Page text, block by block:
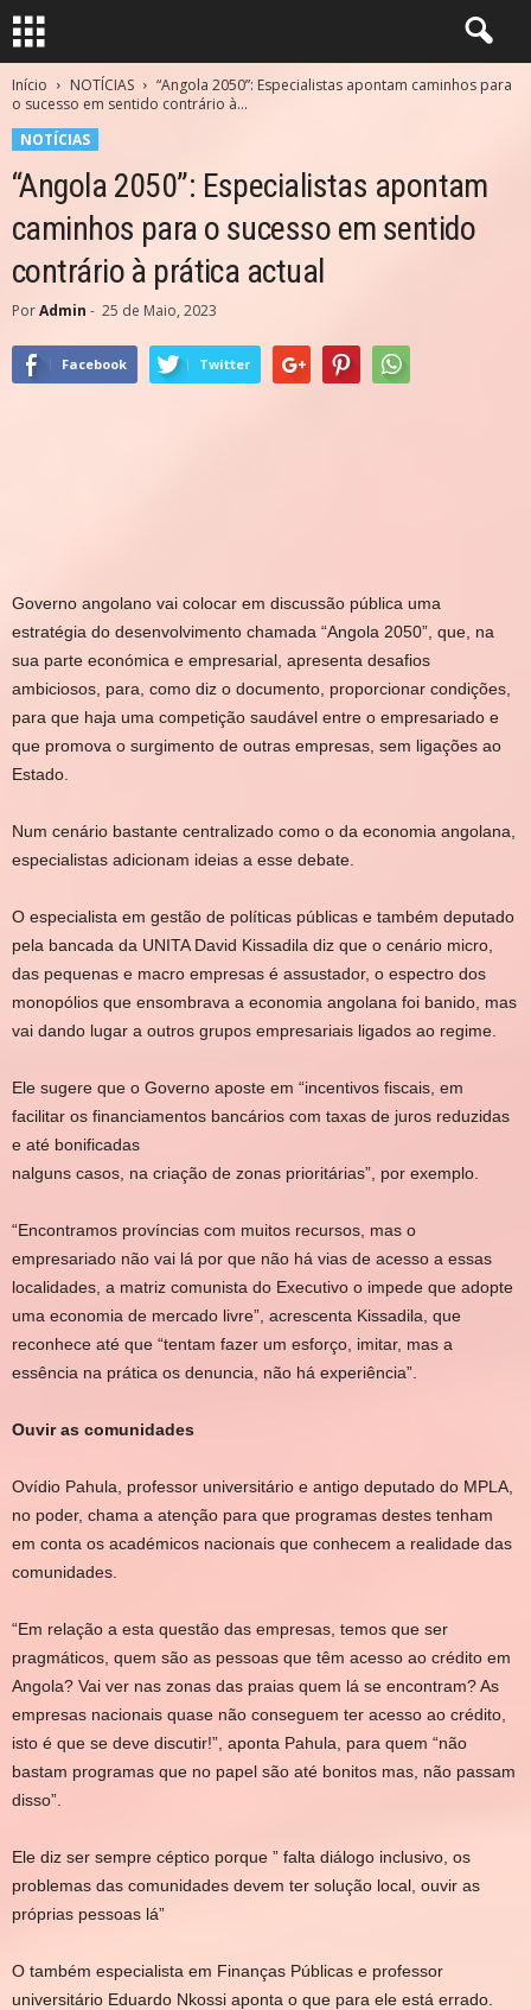
Início NOTÍCIAS
“Angola 2050”: Especialistas apontam caminhos para
o sucesso em sentido contrário à...
NOTÍCIAS
“Angola 2050”: Especialistas apontam
caminhos para o sucesso em sentido
contrário à prática actual
PorAdmin - 25 de Maio, 2023
Facebook Twitter
Governo angolano vai colocar em discussão pública uma
estratégia do desenvolvimento chamada “Angola 2050”, que, na
sua parte económica e empresarial, apresenta desafios
ambiciosos, para, como diz o documento, proporcionar condições,
para que haja uma competição saudável entre o empresariado e
que promova o surgimento de outras empresas, sem ligações ao
Estado.
Num cenário bastante centralizado como o da economia angolana,
especialistas adicionam ideias a esse debate.
O especialista em gestão de políticas públicas e também deputado
pela bancada da UNITA David Kissadila diz que o cenário micro,
das pequenas e macro empresas é assustador, o espectro dos
monopólios que ensombrava a economia angolana foi banido, mas
vai dando lugar a outros grupos empresariais ligados ao regime.
Ele sugere que o Governo aposte em “incentivos fiscais, em
facilitar os financiamentos bancários com taxas de juros reduzidas
e até bonificadas
nalguns casos, na criação de zonas prioritárias”, por exemplo.
“Encontramos províncias com muitos recursos, mas o
empresariado não vai lá por que não há vias de acesso a essas
localidades, a matriz comunista do Executivo o impede que adopte
uma economia de mercado livre”, acrescenta Kissadila, que
reconhece até que “tentam fazer um esforço, imitar, mas a
essência na prática os denuncia, não há experiência”.
Ouvir as comunidades
Ovídio Pahula, professor universitário e antigo deputado do MPLA,
no poder, chama a atenção para que programas destes tenham
em conta os académicos nacionais que conhecem a realidade das
comunidades.
“Em relação a esta questão das empresas, temos que ser
pragmáticos, quem são as pessoas que têm acesso ao crédito em
Angola? Vai ver nas zonas das praias quem lá se encontram? As
empresas nacionais quase não conseguem ter acesso ao crédito,
isto é que se deve discutir!”, aponta Pahula, para quem “não
bastam programas que no papel são até bonitos mas, não passam
disso”.
Ele diz ser sempre céptico porque ” falta diálogo inclusivo, os
problemas das comunidades devem ter solução local, ouvir as
próprias pessoas lá”
O também especialista em Finanças Públicas e professor
universitário Eduardo Nkossi aponta o que para ele está errado.